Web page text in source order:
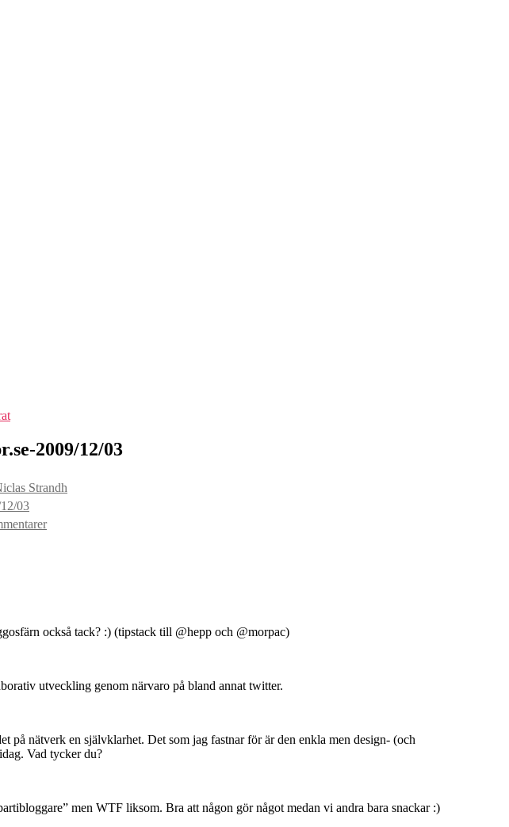
2009/12/03
Strandh
03
till
Kortbloggat:Digitalpr.se-
också tack? :) (tipstack till @hepp och @morpac)
utveckling genom närvaro på bland annat twitter.
på nätverk en självklarhet. Det som jag fastnar för är den enkla men design- (och
Vad tycker du?
men WTF liksom. Bra att någon gör något medan vi andra bara snackar :)